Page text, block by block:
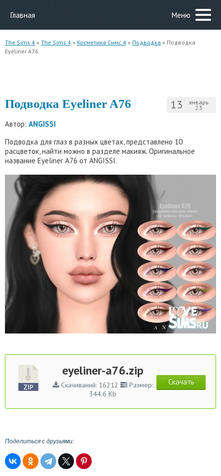
Главная Меню
The Sims 4 » The Sims 4 » Косметика Симс 4 » Подводка » Подводка
Eyeliner A76
13 январь
23
Подводка Eyeliner A76
Автор: ANGISSI
Подводка для глаз в разных цветах, представлено 10
расцветок, найти можно в разделе макияж. Оригинальное
название Eyeliner A76 от ANGISSI.
eyeliner-a76.zip
Скачиваний: 16212
Размер:
344.6 Kb
Скачать
Поделиться с друзьями: